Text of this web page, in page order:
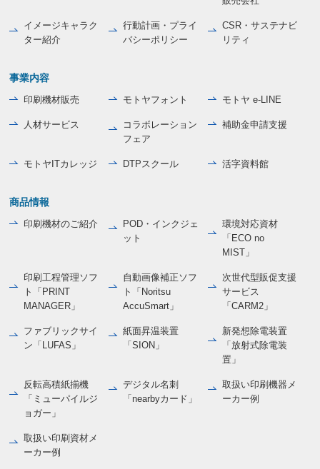
イメージキャラク
ター紹介
行動計画・プライ
バシーポリシー
CSR・サステナビ
リティ
事業内容
印刷機材販売 モトヤフォント モトヤ e-LINE
人材サービス
コラボレーション
フェア
補助金申請支援
モトヤITカレッジ DTPスクール 活字資料館
商品情報
印刷機材のご紹介
POD・インクジェ
ット
環境対応資材
「ECO no
MIST」
印刷工程管理ソフ
ト「PRINT
MANAGER」
自動画像補正ソフ
ト「Noritsu
AccuSmart」
次世代型販促支援
サービス
「CARM2」
ファブリックサイ
ン「LUFAS」
紙面昇温装置
「SION」
新発想除電装置
「放射式除電装
置」
反転高積紙揃機
「ミューパイルジ
ョガー」
デジタル名刺
「nearbyカード」
取扱い印刷機器メ
ーカー例
取扱い印刷資材メ
ーカー例